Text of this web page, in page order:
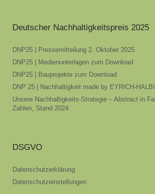
Deutscher Nachhaltigkeitspreis 2025
DNP25 | Pressemitteilung 2. Oktober 2025
DNP25 | Medienunterlagen zum Download
DNP25 | Bauprojekte zum Download
DNP 25 | Nachhaltigkeit made by EYRICH-
Unsere Nachhaltigkeits-Strategie – Abstract in
Zahlen, Stand 2024
DSGVO
Datenschutzerklärung
Datenschutzeinstellungen